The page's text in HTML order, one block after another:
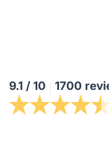
9.1 / 10 1700